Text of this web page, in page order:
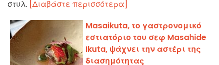
στυλ. [Διαβάστε περισσότερα]
Masaikuta, το γαστρονομικό
εστιατόριο του σεφ Masahide
Ikuta, ψάχνει την αστέρι της
διασημότητας